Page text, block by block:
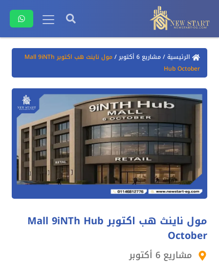
الرئيسية/مشاريع 6 أكتوبر /
مول ناينث هب اكتوبر Mall 9iNTh
Hub October
مول ناينث هب اكتوبر Mall 9iNTh Hub
October
مشاريع 6 أكتوبر